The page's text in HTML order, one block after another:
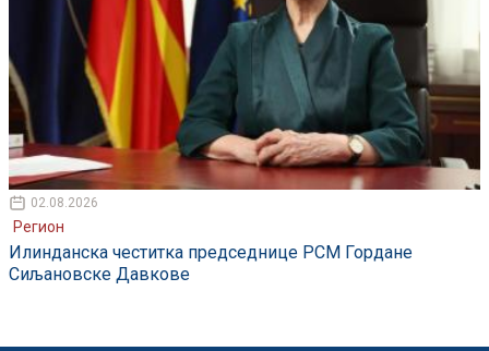
02.08.2026
Регион
Илинданска честитка председнице РСМ Гордане
Сиљановске Давкове